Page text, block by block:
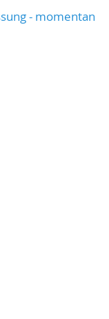
- momentan